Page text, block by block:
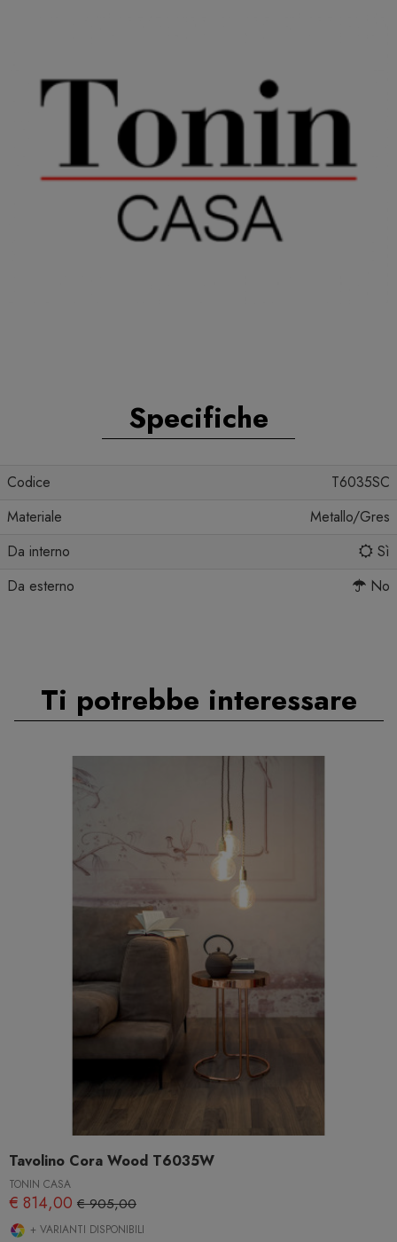
Specifiche
Codice
T6035SC
Materiale
Metallo/Gres
Da interno
Sì
Da esterno
No
Ti potrebbe interessare
Tavolino Cora Wood T6035W
TONIN CASA
€ 814,00 € 905,00
+ VARIANTI DISPONIBILI